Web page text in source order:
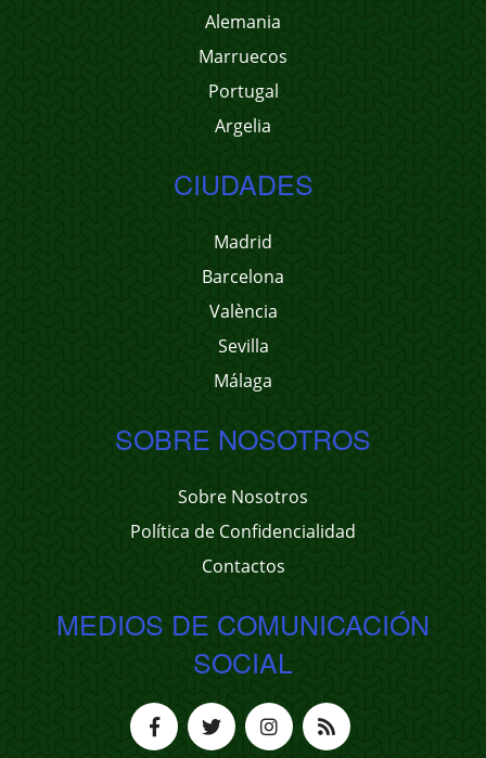
Alemania
Marruecos
Portugal
Argelia
CIUDADES
Madrid
Barcelona
València
Sevilla
Málaga
SOBRE NOSOTROS
Sobre Nosotros
Política de Confidencialidad
Contactos
MEDIOS DE COMUNICACIÓN
SOCIAL